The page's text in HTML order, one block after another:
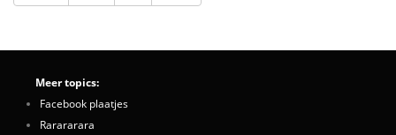
Meer topics:
Facebook plaatjes
Rarararara